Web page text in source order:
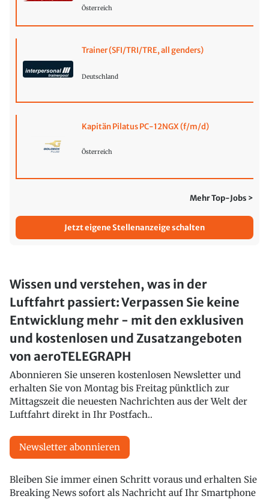
Österreich
Trainer (SFI/TRI/TRE, all genders)
Deutschland
Kapitän Pilatus PC-12NGX (f/m/d)
Österreich
Mehr Top-Jobs >
Jetzt eigene Stellenanzeige schalten
Wissen und verstehen, was in der
Luftfahrt passiert: Verpassen Sie keine
Entwicklung mehr - mit den exklusiven
und kostenlosen und Zusatzangeboten
von aeroTELEGRAPH
Abonnieren Sie unseren kostenlosen Newsletter und
erhalten Sie von Montag bis Freitag pünktlich zur
Mittagszeit die neuesten Nachrichten aus der Welt der
Luftfahrt direkt in Ihr Postfach..
Newsletter abonnieren
Bleiben Sie immer einen Schritt voraus und erhalten Sie
Breaking News sofort als Nachricht auf Ihr Smartphone